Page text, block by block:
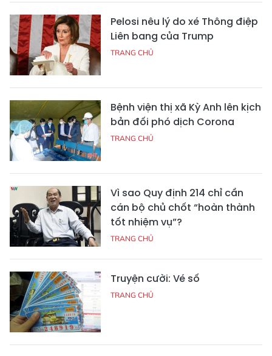
Pelosi nêu lý do xé Thông điệp
Liên bang của Trump
TRANG CHỦ
Bệnh viện thị xã Kỳ Anh lên kịch
bản đối phó dịch Corona
TRANG CHỦ
Vì sao Quy định 214 chỉ cần
cán bộ chủ chốt “hoàn thành
tốt nhiệm vụ”?
TRANG CHỦ
Truyện cười: Vé số
TRANG CHỦ